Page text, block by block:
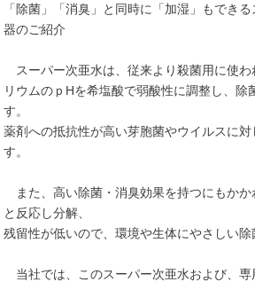
「除菌」「消臭」と同時に「加湿」もでき
器のご紹介
スーパー次亜水は、従来より殺菌用に使わ
リウムのｐHを希塩酸で弱酸性に調整し、除
す。
薬剤への抵抗性が高い芽胞菌やウイルスに
す。
また、高い除菌・消臭効果を持つにもかか
と反応し分解、
残留性が低いので、環境や生体にやさしい除
当社では、このスーパー次亜水および、専